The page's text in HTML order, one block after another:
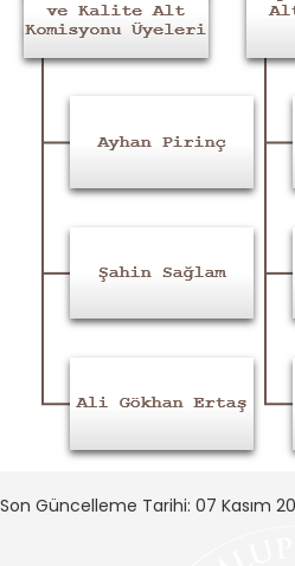
Son Güncelleme Tarihi: 07 Kasım